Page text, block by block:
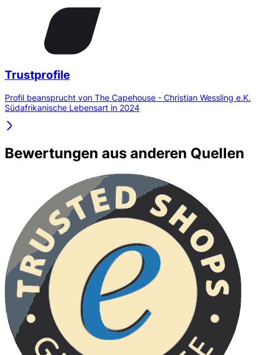
Trustprofile
Profil beansprucht von The Capehouse - Christian Wessling e.K.
Südafrikanische Lebensart in 2024
Bewertungen aus anderen Quellen